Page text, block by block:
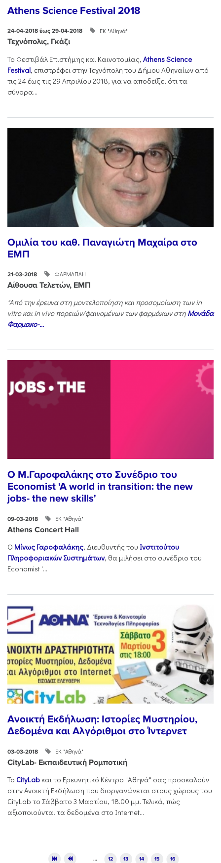
Athens Science Festival 2018
24-04-2018 έως 29-04-2018 ΕΚ "Αθηνά"
Τεχνόπολις, Γκάζι
Το Φεστιβάλ Επιστήμης και Καινοτομίας, Athens Science
Festival, επιστρέφει στην Τεχνόπολη του Δήμου Αθηναίων από
τις 24 έως τις 29 Απριλίου 2018, για να αποδείξει ότι τα
σύνορα...
Ομιλία του καθ. Παναγιώτη Μαχαίρα στο
ΕΜΠ
21-03-2018 ΦΑΡΜΑΠΛΗ
Αίθουσα Τελετών, ΕΜΠ
"Από την έρευνα στη μοντελοποίηση και προσομοίωση τωνin
vitroκαι in vivoπορειών/φαινομένων των φαρμάκων στη Μονάδα
Φαρμακο-...
O M.Γαρoφαλάκης στο Συνέδριο του
Economist 'A world in transition: the new
jobs- the new skills'
09-03-2018 ΕΚ "Αθηνά"
Athens Concert Hall
Ο Μίνως Γαροφαλάκης, Διευθυντής του Ινστιτούτου
Πληροφοριακών Συστημάτων, θα μιλήσει στο συνέδριο του
Economist '...
Ανοικτή Εκδήλωση: Ιστορίες Μυστηρίου,
Δεδομένα και Αλγόριθμοι στο Ίντερνετ
03-03-2018 ΕΚ "Αθηνά"
CityLab- Εκπαιδευτική Ρομποτική
Το CityLab και το Ερευνητικό Κέντρο "Αθηνά" σας προσκαλούν
στην Ανοικτή Εκδήλωση που διοργανώνεται στους χώρους του
CityLab το Σάββατο 3 Μαρτίου, 18.00 μμ. Τελικά, πώς
αξιοποιούνται τα δεδομένα στο Internet...
… 12 13 14 15 16